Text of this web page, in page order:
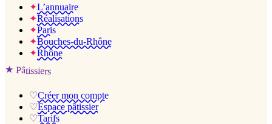
✦L’annuaire
✦Réalisations
✦Paris
✦Bouches-du-Rhône
✦Rhône
★ Pâtissiers
♡Créer mon compte
♡Espace pâtissier
♡Tarifs